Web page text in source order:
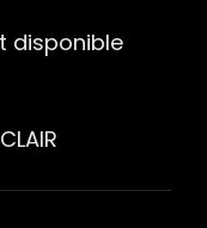
disponible